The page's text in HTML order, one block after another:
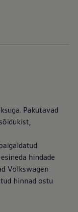
Pakutavad
hindade
Volkswagen
hinnad ostu